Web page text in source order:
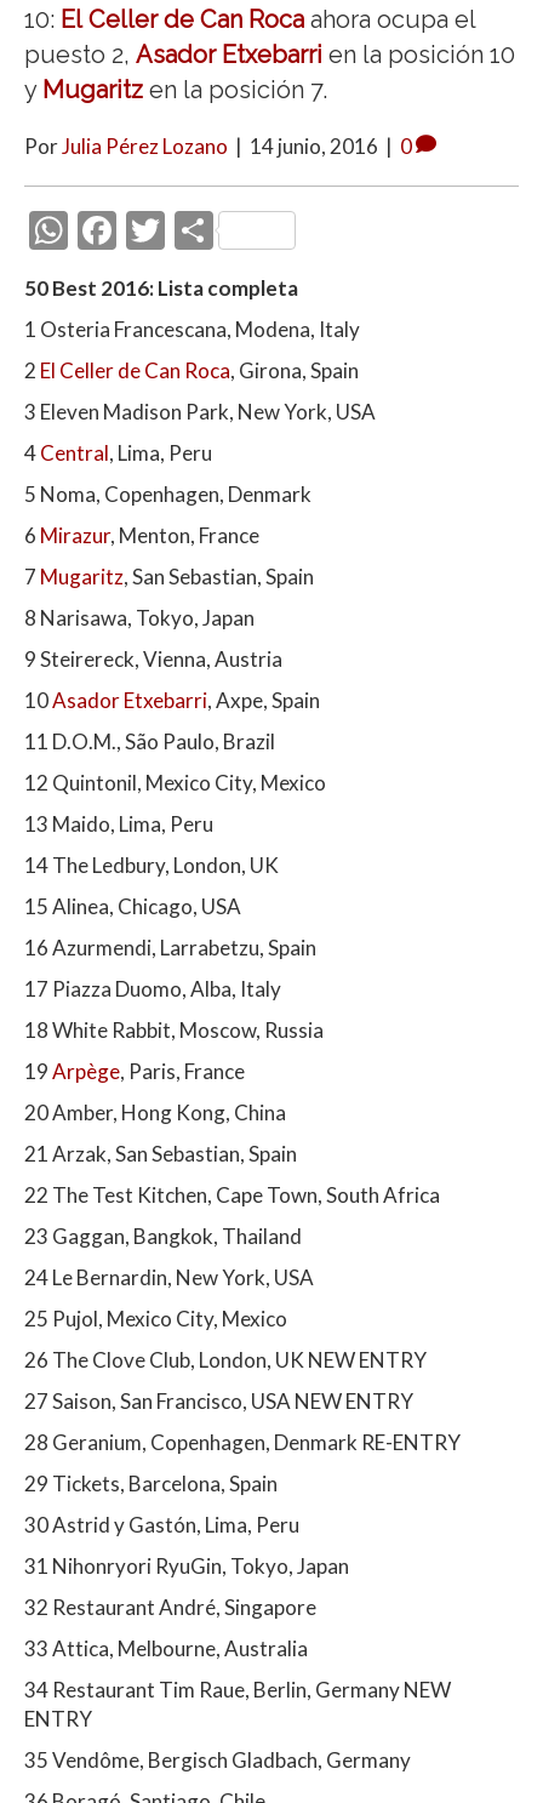
10: El Celler de Can Roca ahora ocupa el
puesto 2, Asador Etxebarri en la posición 10
y Mugaritz en la posición 7.
PorJulia Pérez Lozano | 14 junio, 2016 | 0
W
at
s
A
p
p
F
ac
e
b
o
o
k
T
w
itt
er
C
m
p
ar
ti
50 Best 2016: Lista completa
1 Osteria Francescana, Modena, Italy
2 El Celler de Can Roca, Girona, Spain
3 Eleven Madison Park, New York, USA
4Central, Lima, Peru
5 Noma, Copenhagen, Denmark
6 Mirazur, Menton, France
7 Mugaritz, San Sebastian, Spain
8 Narisawa, Tokyo, Japan
9 Steirereck, Vienna, Austria
10Asador Etxebarri, Axpe, Spain
11 D.O.M., São Paulo, Brazil
12 Quintonil, Mexico City, Mexico
13 Maido, Lima, Peru
14 The Ledbury, London, UK
15 Alinea, Chicago, USA
16 Azurmendi, Larrabetzu, Spain
17 Piazza Duomo, Alba, Italy
18 White Rabbit, Moscow, Russia
19Arpège, Paris, France
20 Amber, Hong Kong, China
21 Arzak, San Sebastian, Spain
22 The Test Kitchen, Cape Town, South Africa
23 Gaggan, Bangkok, Thailand
24 Le Bernardin, New York, USA
25 Pujol, Mexico City, Mexico
26 The Clove Club, London, UK NEW ENTRY
27 Saison, San Francisco, USA NEW ENTRY
28 Geranium, Copenhagen, Denmark RE-ENTRY
29 Tickets, Barcelona, Spain
30 Astrid y Gastón, Lima, Peru
31 Nihonryori RyuGin, Tokyo, Japan
32 Restaurant André, Singapore
33 Attica, Melbourne, Australia
34 Restaurant Tim Raue, Berlin, Germany NEW
ENTRY
35 Vendôme, Bergisch Gladbach, Germany